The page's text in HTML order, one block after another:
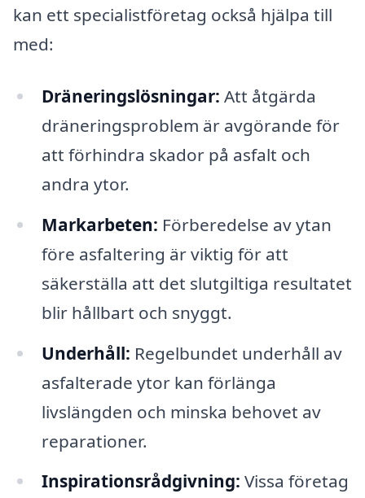
kan ett specialistföretag också hjälpa till
med:
Dräneringslösningar: Att åtgärda
dräneringsproblem är avgörande för
att förhindra skador på asfalt och
andra ytor.
Markarbeten: Förberedelse av ytan
före asfaltering är viktig för att
säkerställa att det slutgiltiga resultatet
blir hållbart och snyggt.
Underhåll: Regelbundet underhåll av
asfalterade ytor kan förlänga
livslängden och minska behovet av
reparationer.
Inspirationsrådgivning: Vissa företag